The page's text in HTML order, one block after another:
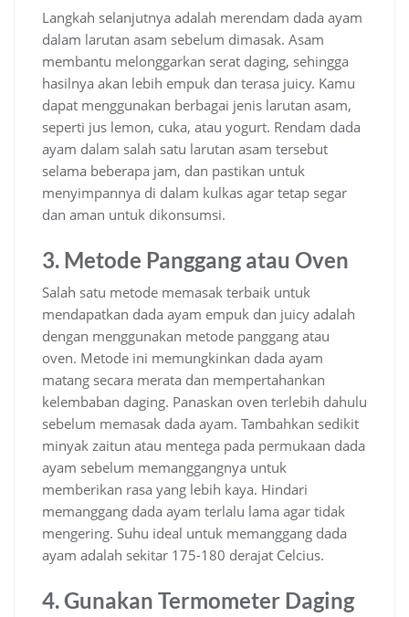
Langkah selanjutnya adalah merendam dada ayam
dalam larutan asam sebelum dimasak. Asam
membantu melonggarkan serat daging, sehingga
hasilnya akan lebih empuk dan terasa juicy. Kamu
dapat menggunakan berbagai jenis larutan asam,
seperti jus lemon, cuka, atau yogurt. Rendam dada
ayam dalam salah satu larutan asam tersebut
selama beberapa jam, dan pastikan untuk
menyimpannya di dalam kulkas agar tetap segar
dan aman untuk dikonsumsi.
3. Metode Panggang atau Oven
Salah satu metode memasak terbaik untuk
mendapatkan dada ayam empuk dan juicy adalah
dengan menggunakan metode panggang atau
oven. Metode ini memungkinkan dada ayam
matang secara merata dan mempertahankan
kelembaban daging. Panaskan oven terlebih dahulu
sebelum memasak dada ayam. Tambahkan sedikit
minyak zaitun atau mentega pada permukaan dada
ayam sebelum memanggangnya untuk
memberikan rasa yang lebih kaya. Hindari
memanggang dada ayam terlalu lama agar tidak
mengering. Suhu ideal untuk memanggang dada
ayam adalah sekitar 175-180 derajat Celcius.
4. Gunakan Termometer Daging